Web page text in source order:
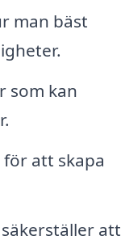
man bäst
som kan
att skapa
att